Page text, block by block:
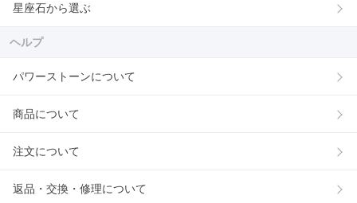
星座石から選ぶ
ヘルプ
パワーストーンについて
商品について
注文について
返品・交換・修理について